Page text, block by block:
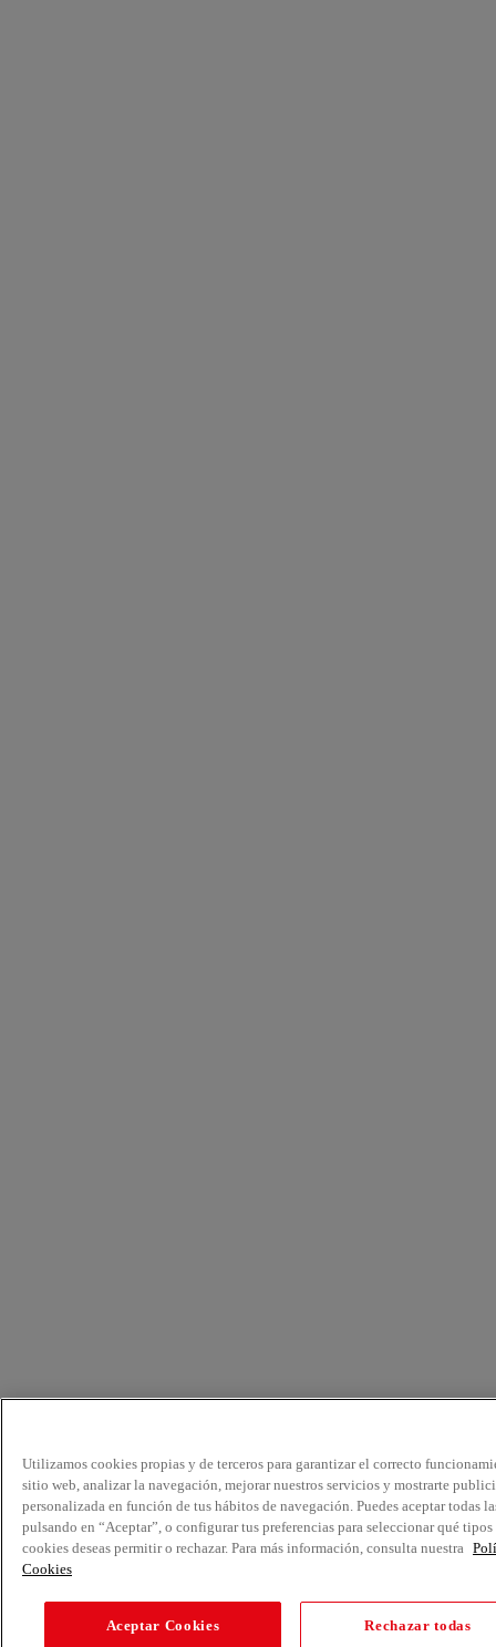
Utilizamos cookies propias y de terceros para garantizar el correcto
sitio web, analizar la navegación, mejorar nuestros servicios y mostrarte
personalizada en función de tus hábitos de navegación. Puedes aceptar todas
pulsando en “Aceptar”, o configurar tus preferencias para seleccionar qué tipos
cookies deseas permitir o rechazar. Para más información, consulta nuestra
Cookies
Aceptar Cookies Rechazar todas